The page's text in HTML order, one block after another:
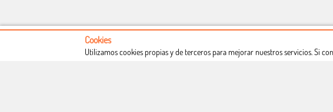
Condiciones de uso Proceso de compra Dónde estamos
Cookies
Utilizamos cookies propias y de terceros para mejorar nuestros servicios. Si